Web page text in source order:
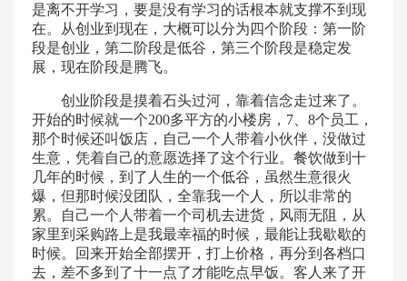
是离不开学习，要是没有学习的话根本就支撑不到现
在。从创业到现在，大概可以分为四个阶段：第一阶
段是创业，第二阶段是低谷，第三个阶段是稳定发
展，现在阶段是腾飞。
创业阶段是摸着石头过河，靠着信念走过来了。
开始的时候就一个200多平方的小楼房，7、8个员工，
那个时候还叫饭店，自己一个人带着小伙伴，没做过
生意，凭着自己的意愿选择了这个行业。餐饮做到十
几年的时候，到了人生的一个低谷，虽然生意很火
爆，但那时候没团队，全靠我一个人，所以非常的
累。自己一个人带着一个司机去进货，风雨无阻，从
家里到采购路上是我最幸福的时候，最能让我歇歇的
时候。回来开始全部摆开，打上价格，再分到各档口
去，差不多到了十一点了才能吃点早饭。客人来了开